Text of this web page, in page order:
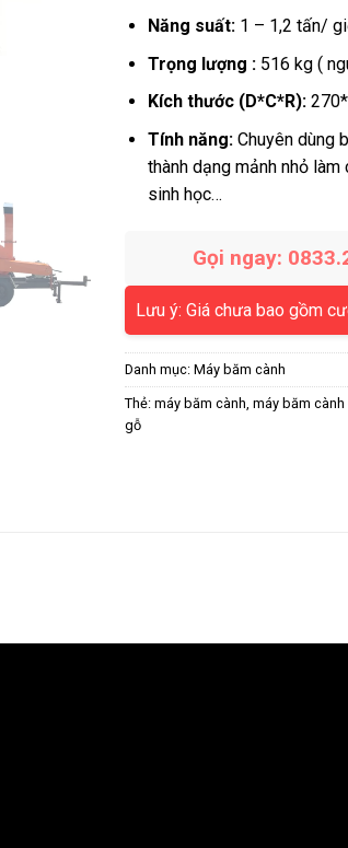
Năng suất: 1 – 1,2 tấn/
Trọng lượng : 516 kg (
Kích thước (D*C*R):
Tính năng: Chuyên dùng
thành dạng mảnh nhỏ
sinh học…
Gọi ngay:
Lưu ý: Giá chưa bao gồm
Danh mục: Máy băm cành
Thẻ: máy băm cành máy băm cành
gỗ